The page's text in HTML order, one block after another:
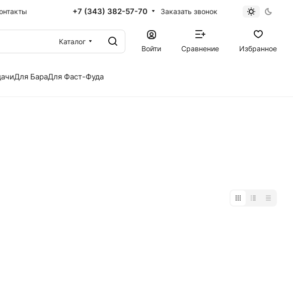
+7 (343) 382-57-70 Заказать звонок
Каталог
Войти
Сравнение Избранное
Для БараДля Фаст-Фуда